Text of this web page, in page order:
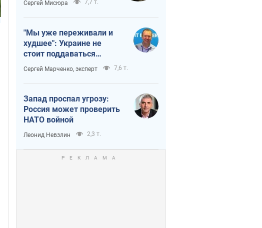
Сергей Мисюра 7,7 т.
"Мы уже переживали и
худшее": Украине не
стоит поддаваться
отчаянию из-за
ракетного террора
Сергей Марченко, эксперт 7,6 т.
Запад проспал угрозу:
Россия может проверить
НАТО войной
Леонид Невзлин 2,3 т.